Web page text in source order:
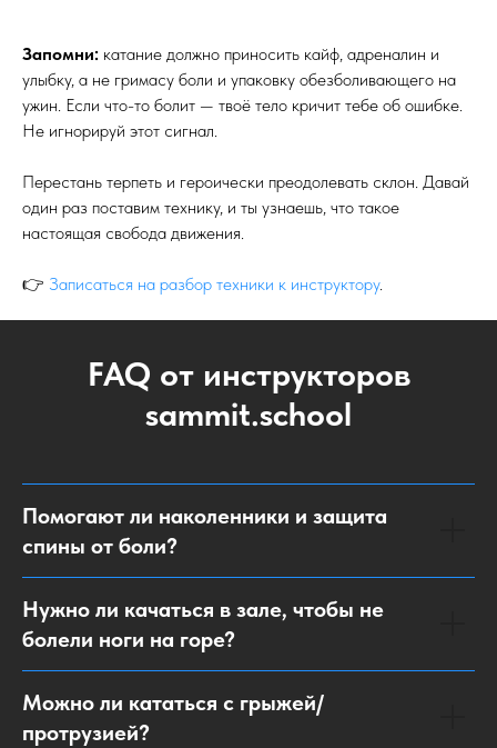
БОЛЬ ЗА ОДНО ЗАНЯТИЕ
Многие годами ходят к остеопатам, меняют мази и покупают
дорогие наколенники, хотя корень проблемы решается
физика.
Диагностика стойки: взгляд со стороны
поясницу. Тебе кажется, что колени мягкие, а на деле они
то самое «слабое звено» — будь то заваленный хайбек или
привычка скручивать корпус, которая создает нагрузку на
управляютНаша главная цель — пересадить тебя с
«мышечной тяги» на «скелетную опору».
позвоночник → таз → бедро → голень → ботинок → доска.
Кости не устают. Кости не болят (если их не ломать). Мышцы